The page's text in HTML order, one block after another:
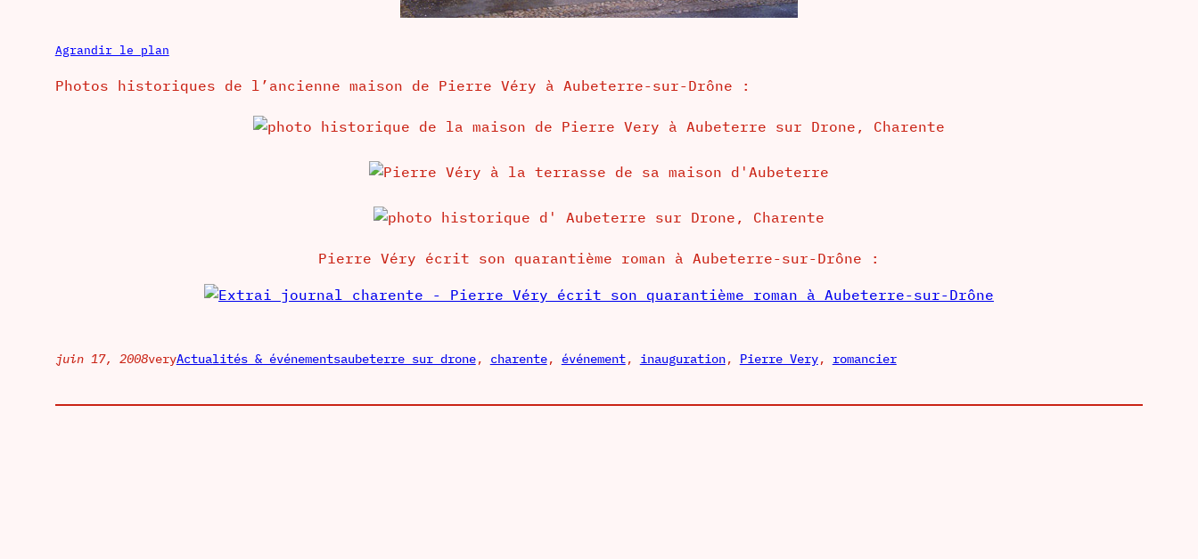
Agrandir le plan
Photos historiques de l’ancienne maison de Pierre Véry à Aubeterre-sur-Drône :
Pierre Véry écrit son quarantième roman à Aubeterre-sur-Drône :
juin 17, 2008veryActualités & événementsaubeterre sur drone, charente, événement, inauguration, Pierre Very, romancier